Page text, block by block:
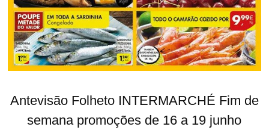
Antevisão Folheto INTERMARCHÉ Fim de
semana promoções de 16 a 19 junho